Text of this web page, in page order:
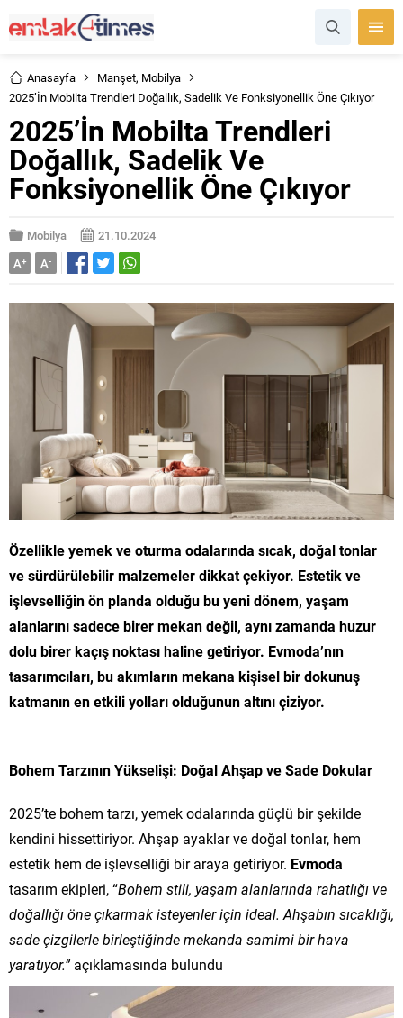
Anasayfa Manşet, Mobilya
2025’İn Mobilta Trendleri Doğallık, Sadelik Ve Fonksiyonellik Öne Çıkıyor
2025’İn Mobilta Trendleri
Doğallık, Sadelik Ve
Fonksiyonellik Öne Çıkıyor
Mobilya
21.10.2024
A+ A-
Özellikle yemek ve oturma odalarında sıcak, doğal tonlar
ve sürdürülebilir malzemeler dikkat çekiyor. Estetik ve
işlevselliğin ön planda olduğu bu yeni dönem, yaşam
alanlarını sadece birer mekan değil, aynı zamanda huzur
dolu birer kaçış noktası haline getiriyor. Evmoda’nın
tasarımcıları, bu akımların mekana kişisel bir dokunuş
katmanın en etkili yolları olduğunun altını çiziyor.
Bohem Tarzının Yükselişi: Doğal Ahşap ve Sade Dokular
2025’te bohem tarzı, yemek odalarında güçlü bir şekilde
kendini hissettiriyor. Ahşap ayaklar ve doğal tonlar, hem
estetik hem de işlevselliği bir araya getiriyor. Evmoda
tasarım ekipleri, “Bohem stili, yaşam alanlarında rahatlığı ve
doğallığı öne çıkarmak isteyenler için ideal. Ahşabın sıcaklığı,
sade çizgilerle birleştiğinde mekanda samimi bir hava
yaratıyor.”açıklamasında bulundu